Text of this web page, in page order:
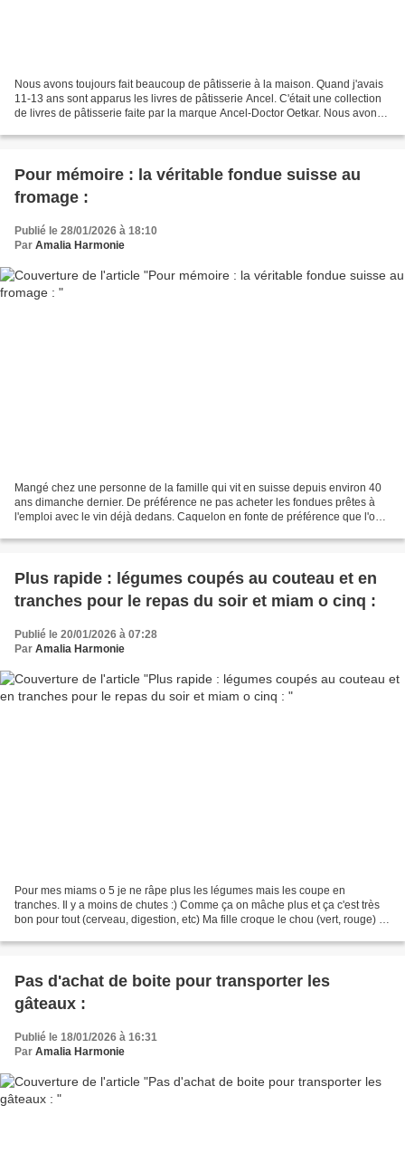
Nous avons toujours fait beaucoup de pâtisserie à la maison. Quand j'avais
11-13 ans sont apparus les livres de pâtisserie Ancel. C'était une collection
de livres de pâtisserie faite par la marque Ancel-Doctor Oetkar. Nous avons
Pour mémoire : la véritable fondue suisse au
fromage :
Publié le 28/01/2026 à 18:10
Par Amalia Harmonie
Mangé chez une personne de la famille qui vit en suisse depuis environ 40
ans dimanche dernier. De préférence ne pas acheter les fondues prêtes à
l'emploi avec le vin déjà dedans. Caquelon en fonte de préférence que l'on
Plus rapide : légumes coupés au couteau et en
tranches pour le repas du soir et miam o cinq :
Publié le 20/01/2026 à 07:28
Par Amalia Harmonie
Pour mes miams o 5 je ne râpe plus les légumes mais les coupe en
tranches. Il y a moins de chutes :) Comme ça on mâche plus et ça c'est très
bon pour tout (cerveau, digestion, etc) Ma fille croque le chou (vert, rouge) et
Pas d'achat de boite pour transporter les
gâteaux :
Publié le 18/01/2026 à 16:31
Par Amalia Harmonie